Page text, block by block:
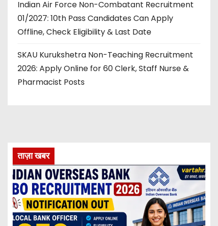
Indian Air Force Non-Combatant Recruitment
01/2027: 10th Pass Candidates Can Apply
Offline, Check Eligibility & Last Date
SKAU Kurukshetra Non-Teaching Recruitment
2026: Apply Online for 60 Clerk, Staff Nurse &
Pharmacist Posts
ताज़ा खबर